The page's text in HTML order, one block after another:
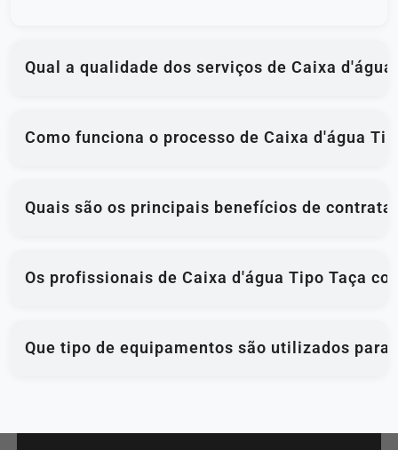
Qual a qualidade dos serviços de Caixa
Como funciona o processo de Caixa d'água
Quais são os principais benefícios de
Os profissionais de Caixa d'água Tipo Taça
Que tipo de equipamentos são utilizados para